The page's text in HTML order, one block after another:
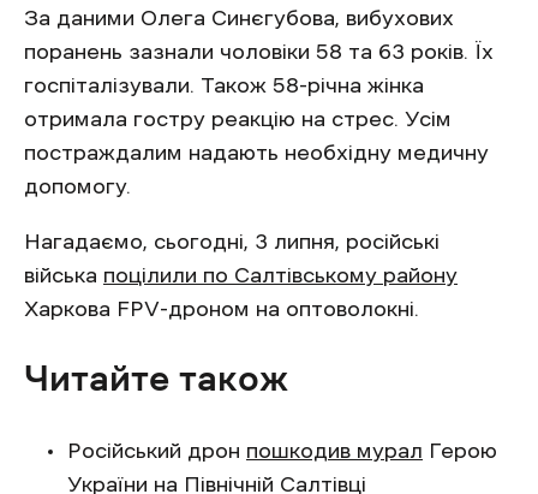
За даними Олега Синєгубова, вибухових
поранень зазнали чоловіки 58 та 63 років. Їх
госпіталізували. Також 58-річна жінка
отримала гостру реакцію на стрес. Усім
постраждалим надають необхідну медичну
допомогу.
Нагадаємо, сьогодні, 3 липня, російські
війська поцілили по Салтівському району
Харкова FPV-дроном на оптоволокні.
Читайте також
Російський дрон пошкодив мурал Герою
України на Північній Салтівці